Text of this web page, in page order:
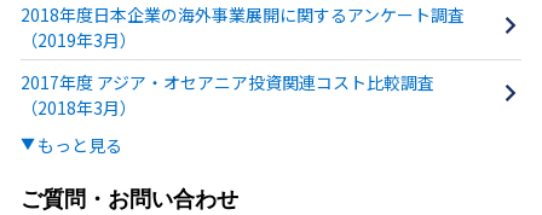
2018年度日本企業の海外事業展開に関するアンケート調査
（2019年3月）
2017年度 アジア・オセアニア投資関連コスト比較調査
（2018年3月）
もっと見る
ご質問・お問い合わせ